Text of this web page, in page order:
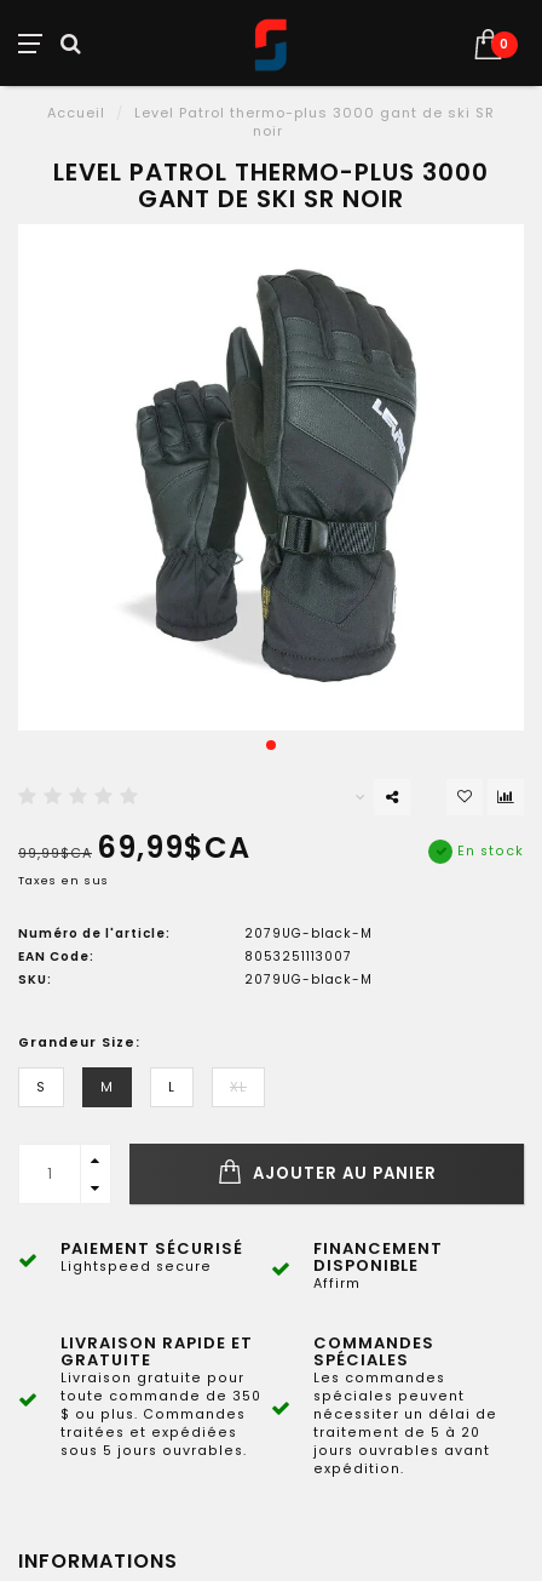
0
Accueil
Level Patrol thermo-plus 3000 gant de ski SR
noir
LEVEL PATROL THERMO-PLUS 3000
GANT DE SKI SR NOIR
99,99$CA 69,99$CA
Taxes en sus
En stock
Numéro de l'article:
2079UG-black-M
EAN Code:
8053251113007
SKU:
2079UG-black-M
Grandeur Size:
S M L XL
AJOUTER AU PANIER
PAIEMENT SÉCURISÉ
Lightspeed secure
FINANCEMENT
DISPONIBLE
Affirm
LIVRAISON RAPIDE ET
GRATUITE
Livraison gratuite pour
toute commande de 350
$ ou plus. Commandes
traitées et expédiées
sous 5 jours ouvrables.
COMMANDES
SPÉCIALES
Les commandes
spéciales peuvent
nécessiter un délai de
traitement de 5 à 20
jours ouvrables avant
expédition.
INFORMATIONS